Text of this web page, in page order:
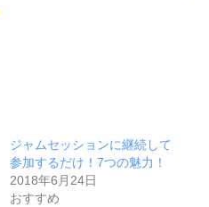
ジャムセッションに継続して
参加するだけ！7つの魅力！
2018年6月24日
おすすめ